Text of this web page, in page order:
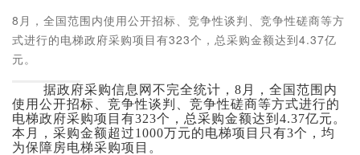
8月，全国范围内使用公开招标、竞争性谈判、竞争性磋商等方
式进行的电梯政府采购项目有323个，总采购金额达到4.37亿
元。
据政府采购信息网不完全统计，8月，全国范围内
使用公开招标、竞争性谈判、竞争性磋商等方式进行的
电梯政府采购项目有323个，总采购金额达到4.37亿元。
本月，采购金额超过1000万元的电梯项目只有3个，均
为保障房电梯采购项目。